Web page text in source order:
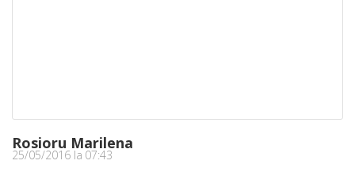
Rosioru Marilena
25/05/2016 la 07:43